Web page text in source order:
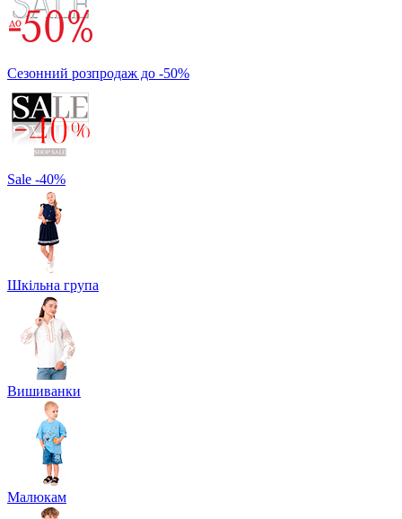
Сезонний розпродаж до -50%
Sale -40%
Шкільна група
Вишиванки
Малюкам